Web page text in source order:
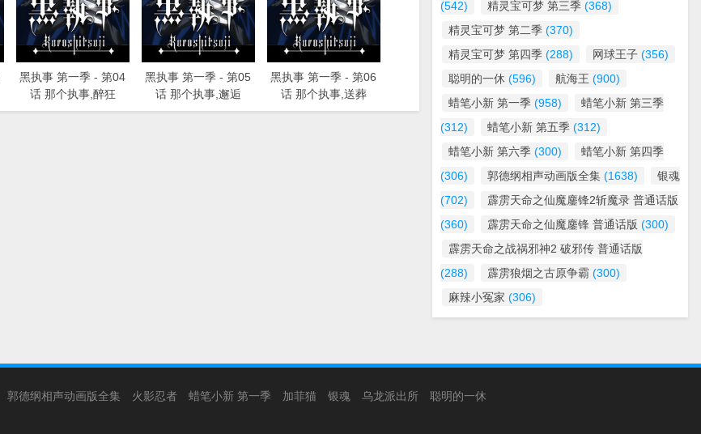
黑执事 第一季 - 第04
话 那个执事,醉狂
黑执事 第一季 - 第05
话 那个执事,邂逅
黑执事 第一季 - 第06
话 那个执事,送葬
(542)
精灵宝可梦 第三季 (368)
精灵宝可梦 第二季 (370)
精灵宝可梦 第四季 (288) 网球王子 (356)
聪明的一休 (596) 航海王 (900)
蜡笔小新 第一季 (958)
蜡笔小新 第三季
(312)
蜡笔小新 第五季 (312)
蜡笔小新 第六季 (300)
蜡笔小新 第四季
(306)
郭德纲相声动画版全集 (1638)
银魂
(702)
霹雳天命之仙魔鏖锋2斩魔录 普通话版
(360)
霹雳天命之仙魔鏖锋 普通话版 (300)
霹雳天命之战祸邪神2 破邪传 普通话版
(288)
霹雳狼烟之古原争霸 (300)
麻辣小冤家 (306)
郭德纲相声动画版全集 火影忍者 蜡笔小新 第一季 加菲猫 银魂 乌龙派出所 聪明的一休